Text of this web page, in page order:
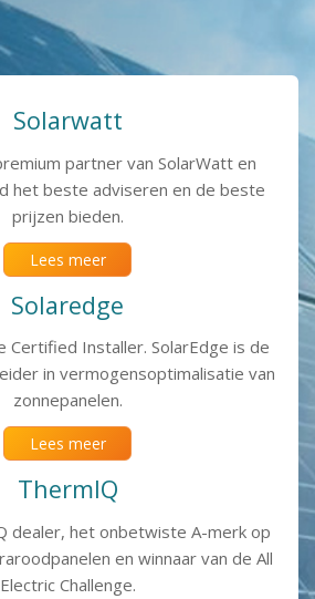
Solarwatt
partner van SolarWatt en
het beste adviseren en de beste
prijzen bieden.
Lees meer
Solaredge
Certified Installer. SolarEdge is de
in vermogens­optimalisatie van
zonnepanelen.
Lees meer
ThermIQ
dealer, het on­be­twiste A-merk op
en winnaar van de All
Electric Challenge.